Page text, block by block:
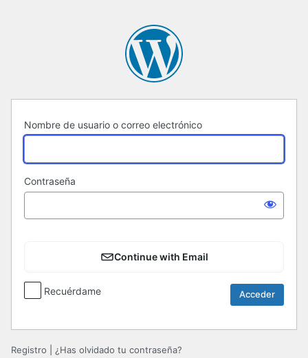
Nombre de usuario o correo electrónico
Contraseña
Continue with Email
Recuérdame
Registro ¿Has olvidado tu contraseña?